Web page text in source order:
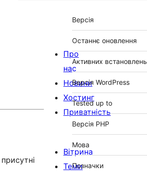
Мета
Версія
Останнє оновлення
Активних встановлень
Версія WordPress
Tested up to
Версія PHP
Мова
Позначки
Про
нас
Новини
Хостинг
Приватність
Вітрина
Теми